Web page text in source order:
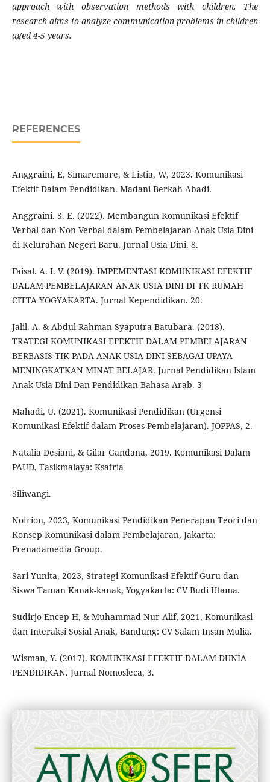
approach with observation methods with children. The
research aims to analyze communication problems in children
aged 4-5 years.
REFERENCES
Anggraini, E, Simaremare, & Listia, W, 2023. Komunikasi
Efektif Dalam Pendidikan. Madani Berkah Abadi.
Anggraini. S. E. (2022). Membangun Komunikasi Efektif
Verbal dan Non Verbal dalam Pembelajaran Anak Usia Dini
di Kelurahan Negeri Baru. Jurnal Usia Dini. 8.
Faisal. A. I. V. (2019). IMPEMENTASI KOMUNIKASI EFEKTIF
DALAM PEMBELAJARAN ANAK USIA DINI DI TK RUMAH
CITTA YOGYAKARTA. Jurnal Kependidikan. 20.
Jalil. A. & Abdul Rahman Syaputra Batubara. (2018).
TRATEGI KOMUNIKASI EFEKTIF DALAM PEMBELAJARAN
BERBASIS TIK PADA ANAK USIA DINI SEBAGAI UPAYA
MENINGKATKAN MINAT BELAJAR. Jurnal Pendidikan Islam
Anak Usia Dini Dan Pendidikan Bahasa Arab. 3
Mahadi, U. (2021). Komunikasi Pendidikan (Urgensi
Komunikasi Efektif dalam Proses Pembelajaran). JOPPAS, 2.
Natalia Desiani, & Gilar Gandana, 2019. Komunikasi Dalam
PAUD, Tasikmalaya: Ksatria
Siliwangi.
Nofrion, 2023, Komunikasi Pendidikan Penerapan Teori dan
Konsep Komunikasi dalam Pembelajaran, Jakarta:
Prenadamedia Group.
Sari Yunita, 2023, Strategi Komunikasi Efektif Guru dan
Siswa Taman Kanak-kanak, Yogyakarta: CV Budi Utama.
Sudirjo Encep H, & Muhammad Nur Alif, 2021, Komunikasi
dan Interaksi Sosial Anak, Bandung: CV Salam Insan Mulia.
Wisman, Y. (2017). KOMUNIKASI EFEKTIF DALAM DUNIA
PENDIDIKAN. Jurnal Nomosleca, 3.